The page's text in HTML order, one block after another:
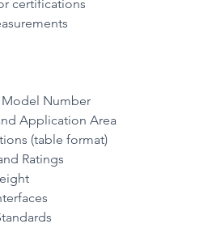
certifications
Number
Application Area
(table format)
Ratings